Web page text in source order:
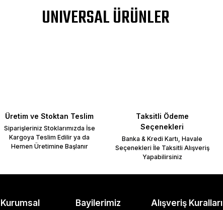
UNIVERSAL ÜRÜNLER
Üretim ve Stoktan Teslim
Siparişleriniz Stoklarımızda İse
Kargoya Teslim Edilir ya da
Hemen Üretimine Başlanır
Taksitli Ödeme
Seçenekleri
Banka & Kredi Kartı, Havale
Seçenekleri İle Taksitli Alışveriş
Yapabilirsiniz
Kurumsal Bayilerimiz Alışveriş Kuralları